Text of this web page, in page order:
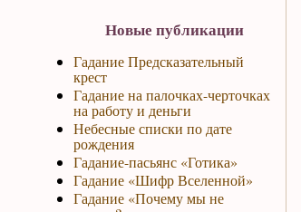
Новые публикации
Гадание Предсказательный
крест
Гадание на палочках-черточках
на работу и деньги
Небесные списки по дате
рождения
Гадание-пасьянс «Готика»
Гадание «Шифр Вселенной»
Гадание «Почему мы не